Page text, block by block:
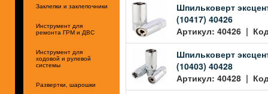
Заклепки и заклепочники
Инструмент для
ремонта ГРМ и ДВС
Инструмент для
ходовой и рулевой
системы
Развертки, шарошки
Шпильковерт
(10417) 40426
Артикул: 40426 |
Шпильковерт
(10403) 40428
Артикул: 40428 |